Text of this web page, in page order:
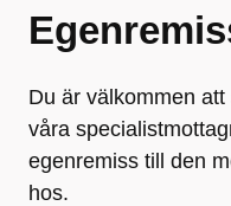
Du är välkommen
våra
egenremiss till den
hos.